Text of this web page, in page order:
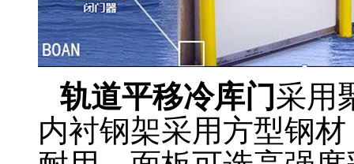
轨道平移冷库门采用
内衬钢架采用方型钢